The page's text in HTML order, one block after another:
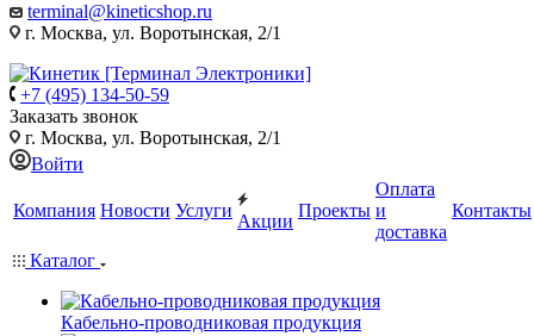
terminal@kineticshop.ru
г. Москва, ул. Воротынская, 2/1
+7 (495) 134-50-59
Заказать звонок
г. Москва, ул. Воротынская, 2/1
Войти
Компания Новости Услуги
Акции
Проекты
Оплата
и
доставка
Контакты
Каталог
Кабельно-проводниковая продукция